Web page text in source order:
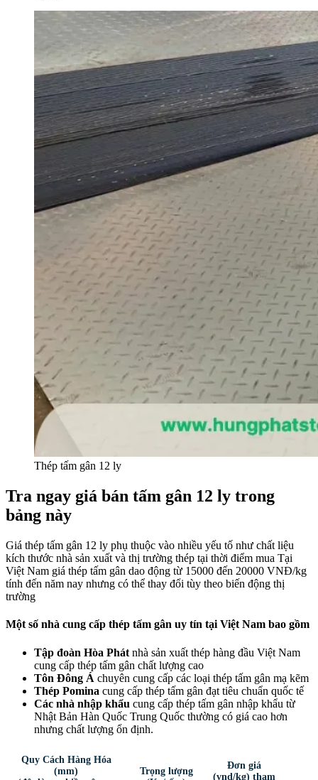
Thép tấm gân 12 ly
Tra ngay giá bán tấm gân 12 ly trong
bảng này
Giá thép tấm gân 12 ly phụ thuộc vào nhiều yếu tố như chất liệu
kích thước nhà sản xuất và thị trường thép tại thời điểm mua Tại
Việt Nam giá thép tấm gân dao động từ 15000 đến 20000 VNĐ/kg
tính đến năm nay nhưng có thể thay đổi tùy theo biến động thị
trường
Một số nhà cung cấp thép tấm gân uy tín tại Việt Nam bao gồm
Tập đoàn Hòa Phát nhà sản xuất thép hàng đầu Việt Nam
cung cấp thép tấm gân chất lượng cao
Tôn Đông Á chuyên cung cấp các loại thép tấm gân mạ kẽm
Thép Pomina cung cấp thép tấm gân đạt tiêu chuẩn quốc tế
Các nhà nhập khẩu cung cấp thép tấm gân nhập khẩu từ
Nhật Bản Hàn Quốc Trung Quốc thường có giá cao hơn
nhưng chất lượng ổn định.
Quy Cách Hàng Hóa
(mm)
Trọng lượng
Đơn giá
(vnd/kg) tham